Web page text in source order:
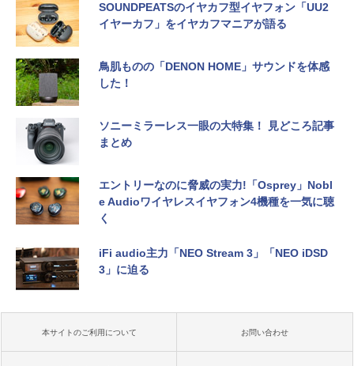
SOUNDPEATSのイヤカフ型イヤフォン「UU2
イヤーカフ」をイヤカフマニアが語る
鳥肌ものの「DENON HOME」サウンドを体感
した！
ソニーミラーレス一眼の大特集！ 見どころ記事
まとめ
エントリーなのに脅威の実力!「Osprey」Nobl
e Audioワイヤレスイヤフォン4機種を一気に聴
く
iFi audio主力「NEO Stream 3」「NEO iDSD
3」に迫る
本サイトのご利用について お問い合わせ